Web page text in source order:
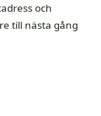
och
till nästa gång